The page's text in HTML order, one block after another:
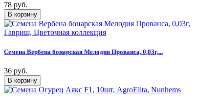
78 руб.
Семена Вербена бонарская Мелодия Прованса, 0,03г,...
36 руб.